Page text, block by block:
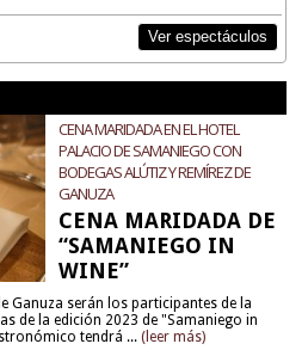
Ver espectáculos
CENA MARIDADA EN EL HOTEL
PALACIO DE SAMANIEGO CON
BODEGAS ALÚTIZ Y REMÍREZ DE
GANUZA
CENA MARIDADA DE
“SAMANIEGO IN
WINE”
Ganuza serán los participantes de la
de la edición 2023 de "Samaniego in
tendrá ... (leer más)